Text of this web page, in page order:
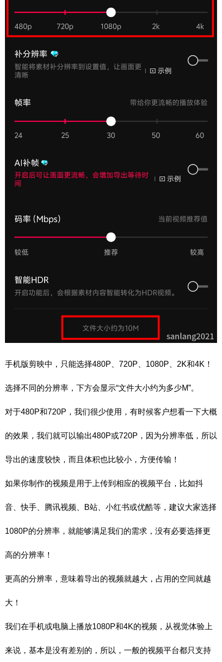
手机版剪映中，只能选择480P、720P、1080P、2K和4K！
选择不同的分辨率，下方会显示“文件大小约为多少M”。
对于480P和720P，我们很少使用，有时候客户想看一下大概
的效果，我们就可以输出480P或720P，因为分辨率低，所以
导出的速度较快，而且体积也比较小，方便传输！
如果你制作的视频是用于上传到相应的视频平台，比如抖
音、快手、腾讯视频、B站、小红书或优酷等，建议大家选择
1080P的分辨率，就能够满足我们的需求，没有必要选择更
高的分辨率！
更高的分辨率，意味着导出的视频就越大，占用的空间就越
大！
我们在手机或电脑上播放1080P和4K的视频，从视觉体验上
来说，基本是没有差别的，所以，一般的视频平台都只支持